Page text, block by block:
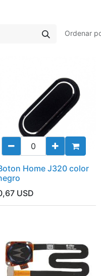
Ordenar
Home J320 color
USD